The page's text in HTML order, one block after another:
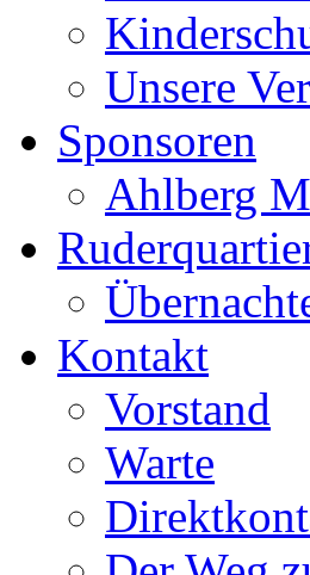
Unsere
Sponsoren
Ahlberg
Kontakt
Vorstand
Warte